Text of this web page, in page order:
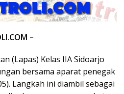
–
(Lapas) Kelas IIA Sidoarjo
bersama aparat penegak
Langkah ini diambil sebagai